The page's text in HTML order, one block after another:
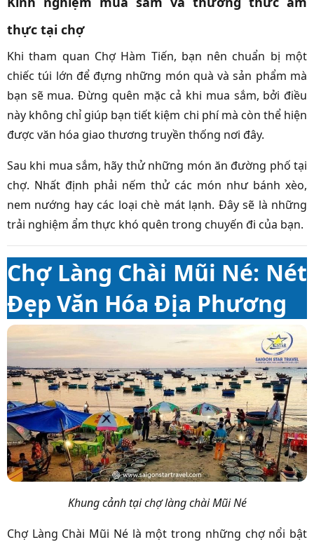
thực tại chợ
Khi tham quan Chợ Hàm Tiến, bạn nên chuẩn bị một
chiếc túi lớn để đựng những món quà và sản phẩm mà
bạn sẽ mua. Đừng quên mặc cả khi mua sắm, bởi điều
này không chỉ giúp bạn tiết kiệm chi phí mà còn thể hiện
được văn hóa giao thương truyền thống nơi đây.
Sau khi mua sắm, hãy thử những món ăn đường phố tại
chợ. Nhất định phải nếm thử các món như bánh xèo,
nem nướng hay các loại chè mát lạnh. Đây sẽ là những
trải nghiệm ẩm thực khó quên trong chuyến đi của bạn.
Chợ Làng Chài Mũi Né: Nét
Đẹp Văn Hóa Địa Phương
Khung cảnh tại chợ làng chài Mũi Né
Chợ Làng Chài Mũi Né là một trong những chợ nổi bật